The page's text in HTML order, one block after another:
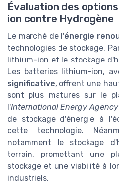
Évaluation des
ion contre Hydrogène
Le marché de l'énergie
technologies de stockage.
lithium-ion et le stockage
Les batteries lithium-ion,
significative, offrent une
sont plus matures sur le
l'International Energy Agency
de stockage d'énergie à
cette technologie.
notamment le stockage
terrain, promettant une
stockage et une viabilité à
industriels.